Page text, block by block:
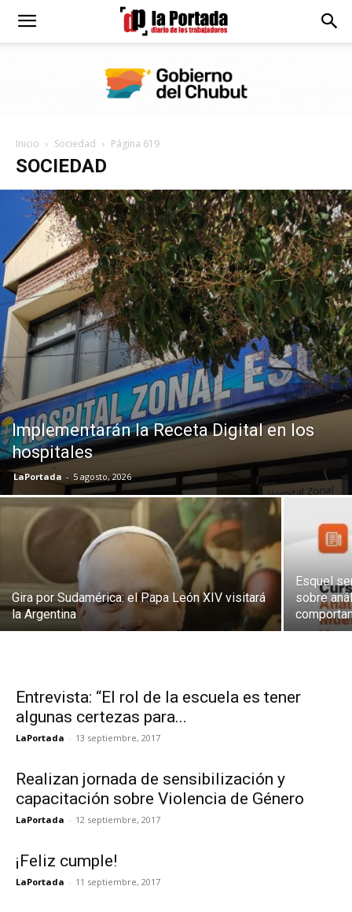
Diario
Portada
Inicio Sociedad Página 619
SOCIEDAD
Implementarán la Receta Digital en los
hospitales
LaPortada - 5 agosto, 2026
Gira por Sudamérica: el Papa León XIV visitará
la Argentina
Esquel
sobre
Entrevista: “El rol de la escuela es tener
algunas certezas para...
LaPortada - 13 septiembre, 2017
Realizan jornada de sensibilización y
capacitación sobre Violencia de Género
LaPortada - 12 septiembre, 2017
¡Feliz cumple!
LaPortada - 11 septiembre, 2017